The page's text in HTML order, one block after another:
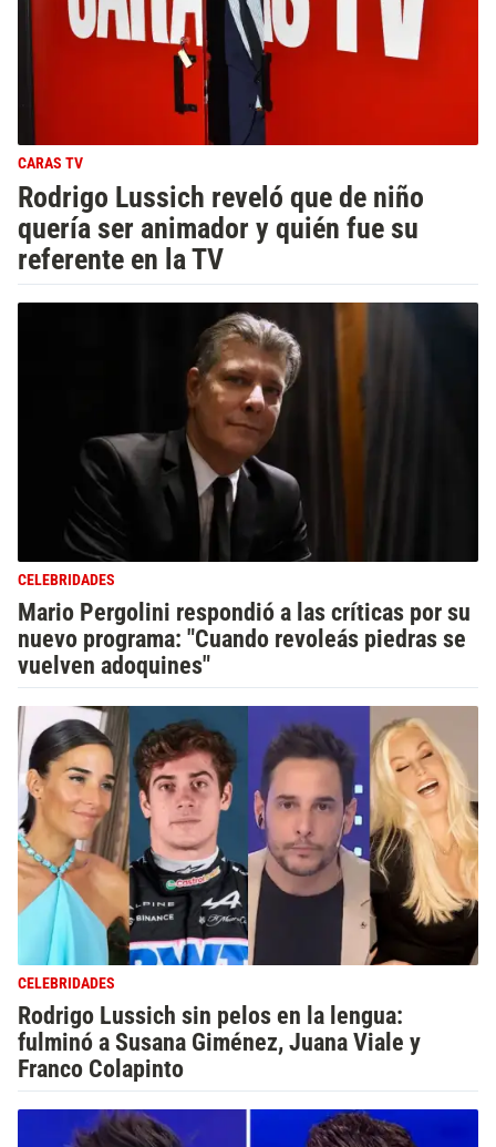
CARAS TV
Rodrigo Lussich reveló que de niño
quería ser animador y quién fue su
referente en la TV
CELEBRIDADES
Mario Pergolini respondió a las críticas por su
nuevo programa: "Cuando revoleás piedras se
vuelven adoquines"
CELEBRIDADES
Rodrigo Lussich sin pelos en la lengua:
fulminó a Susana Giménez, Juana Viale y
Franco Colapinto